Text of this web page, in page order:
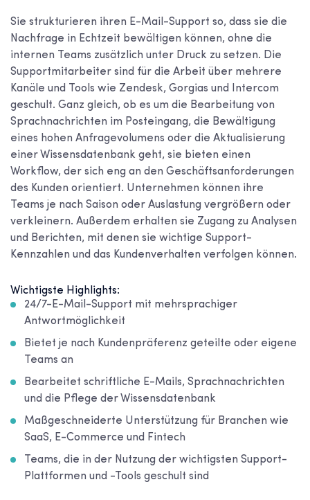
Sie strukturieren ihren E-Mail-Support so, dass sie die
Nachfrage in Echtzeit bewältigen können, ohne die
internen Teams zusätzlich unter Druck zu setzen. Die
Supportmitarbeiter sind für die Arbeit über mehrere
Kanäle und Tools wie Zendesk, Gorgias und Intercom
geschult. Ganz gleich, ob es um die Bearbeitung von
Sprachnachrichten im Posteingang, die Bewältigung
eines hohen Anfragevolumens oder die Aktualisierung
einer Wissensdatenbank geht, sie bieten einen
Workflow, der sich eng an den Geschäftsanforderungen
des Kunden orientiert. Unternehmen können ihre
Teams je nach Saison oder Auslastung vergrößern oder
verkleinern. Außerdem erhalten sie Zugang zu Analysen
und Berichten, mit denen sie wichtige Support-
Kennzahlen und das Kundenverhalten verfolgen können.
Wichtigste Highlights:
24/7-E-Mail-Support mit mehrsprachiger
Antwortmöglichkeit
Bietet je nach Kundenpräferenz geteilte oder eigene
Teams an
Bearbeitet schriftliche E-Mails, Sprachnachrichten
und die Pflege der Wissensdatenbank
Maßgeschneiderte Unterstützung für Branchen wie
SaaS, E-Commerce und Fintech
Teams, die in der Nutzung der wichtigsten Support-
Plattformen und -Tools geschult sind